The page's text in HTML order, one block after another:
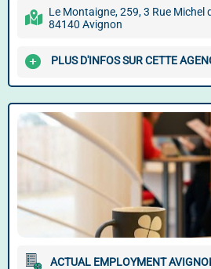
Le Montaigne, 259, 3 Rue
84140 Avignon
PLUS D'INFOS SUR CETTE
ACTUAL EMPLOYMENT